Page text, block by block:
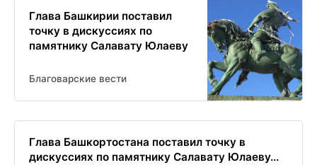
Глава Башкирии поставил
точку в дискуссиях по
памятнику Салавату Юлаеву
Благоварские вести
Глава Башкортостана поставил точку в
дискуссиях по памятнику Салавату Юлаеву...